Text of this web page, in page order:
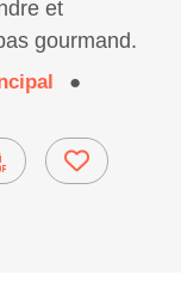
et
gourmand.
●